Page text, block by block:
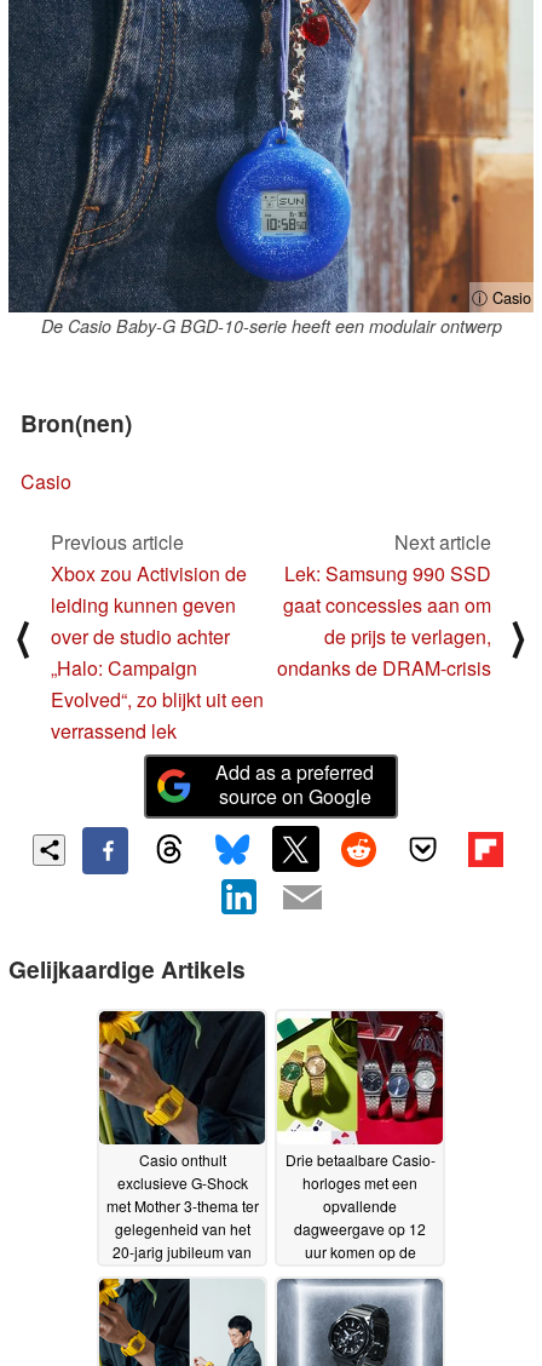
ⓘ Casio
De Casio Baby-G BGD-10-serie heeft een modulair ontwerp
Bron(nen)
Casio
⟨
Previous article
Xbox zou Activision de
leiding kunnen geven
over de studio achter
„Halo: Campaign
Evolved“, zo blijkt uit een
verrassend lek
Next article
Lek: Samsung 990 SSD
gaat concessies aan om
de prijs te verlagen,
ondanks de DRAM-crisis
⟩
Add as a preferred
source on Google
Gelijkaardige Artikels
Casio onthult
exclusieve G-Shock
met Mother 3-thema ter
gelegenheid van het
20-jarig jubileum van
de game17-07-2026
Drie betaalbare Casio-
horloges met een
opvallende
dagweergave op 12
uur komen op de
Amerikaanse markt15-
07-2026